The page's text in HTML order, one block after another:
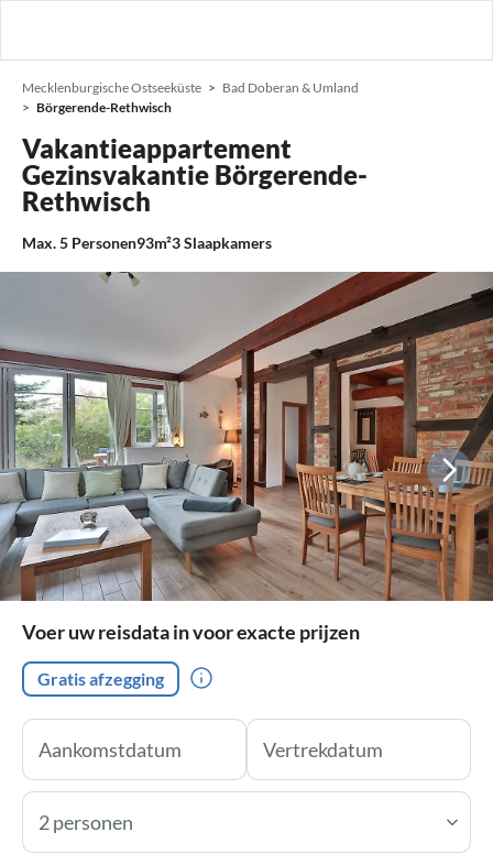
Mecklenburgische Ostseeküste
Bad Doberan & Umland
Börgerende-Rethwisch
Vakantieappartement
Gezinsvakantie Börgerende-
Rethwisch
Max.5 Personen93m²3Slaapkamers
Voer uw reisdata in voor exacte prijzen
Gratis afzegging
2 personen